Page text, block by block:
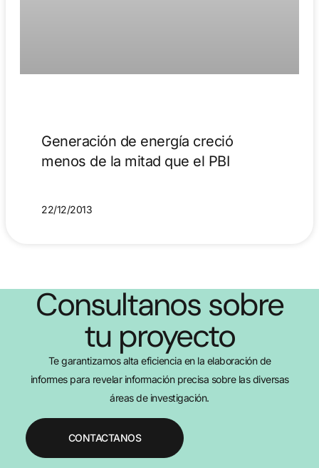
Generación de energía creció
menos de la mitad que el PBI
22/12/2013
Consultanos sobre
tu proyecto
Te garantizamos alta eficiencia en la elaboración de
informes para revelar información precisa sobre las diversas
áreas de investigación.
CONTACTANOS